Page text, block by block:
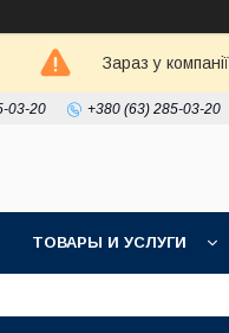
Зараз у
03-20 +380 (63) 285-03-20
ТОВАРЫ И УСЛУГИ